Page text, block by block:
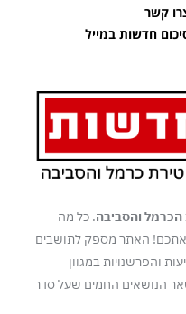
קשר
חדשות במייל
הכרמל והסביבה. כל מה
אתכם! האתר מספק לתושבים
והפרשנויות במגוון
הנושאים החמים שעל סדר